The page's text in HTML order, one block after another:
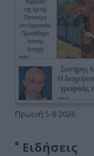
Πρωινή 5-8-2026
Ειδήσεις